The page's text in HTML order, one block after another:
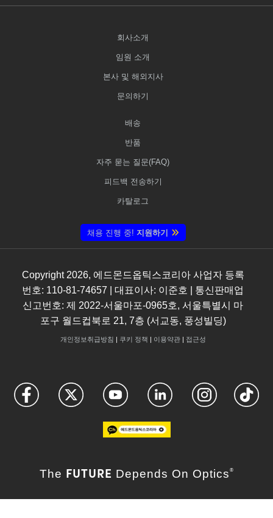
회사소개
임원 소개
본사 및 해외지사
문의하기
배송
반품
자주 묻는 질문(FAQ)
피드백 전송하기
카탈로그
채용 진행 중! 지원하기
Copyright 2026, 에드몬드옵틱스코리아 사업자 등록
번호: 110-81-74657 | 대표이사: 이준호 | 통신판매업
신고번호: 제 2022-서울마포-0965호, 서울특별시 마
포구 월드컵북로 21, 7층 (서교동, 풍성빌딩)
개인정보취급방침 | 쿠키 정책 | 이용약관| 접근성
The FUTURE Depends On Optics ®